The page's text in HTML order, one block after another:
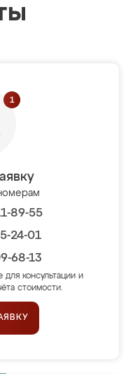
89-55
24-01
68-13
для консультации и
стоимости.